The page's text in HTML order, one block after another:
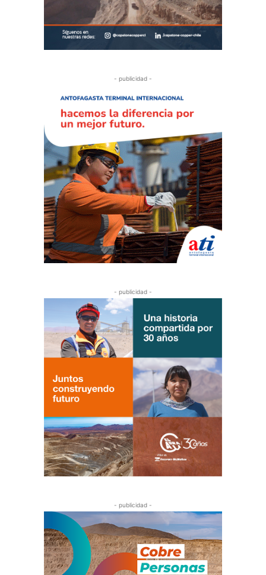
- publicidad -
- publicidad -
- publicidad -